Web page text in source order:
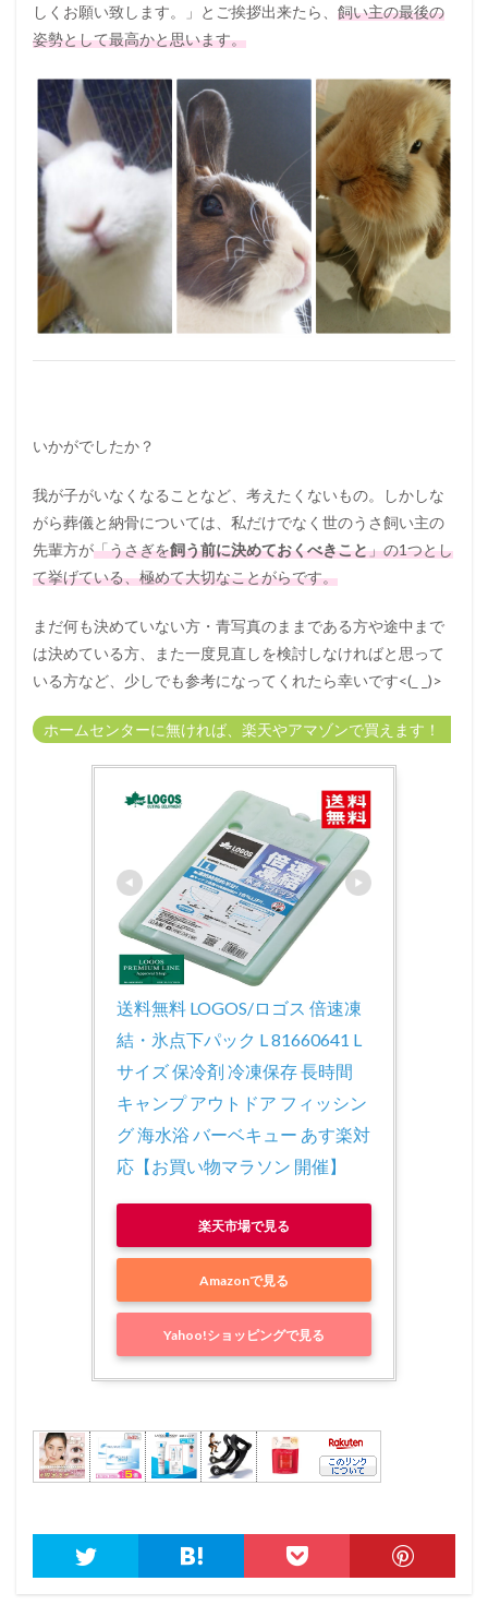
しくお願い致します。」とご挨拶出来たら、 飼い主の最後の
姿勢として最高かと思います。
いかがでしたか？
我が子がいなくなることなど、考えたくないもの。しかしな
がら葬儀と納骨については、私だけでなく世のうさ飼い主の
先輩方が「うさぎを飼う前に決めておくべきこと」の1つとし
て挙げている、極めて大切なことがらです。
まだ何も決めていない方・青写真のままである方や途中まで
は決めている方、また一度見直しを検討しなければと思って
いる方など、少しでも参考になってくれたら幸いです<(_ _)>
ホームセンターに無ければ、楽天やアマゾンで買えます！
送料無料 LOGOS/ロゴス 倍速凍
結・氷点下パック L 81660641 L
サイズ 保冷剤 冷凍保存 長時間
キャンプ アウトドア フィッシン
グ 海水浴 バーベキュー あす楽対
応【お買い物マラソン 開催】
楽天市場で見る
Amazonで見る
Yahoo!ショッピングで見る